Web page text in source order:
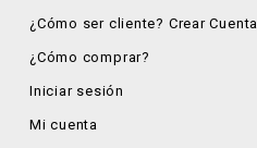
¿Cómo ser cliente? Crear
¿Cómo comprar?
Iniciar sesión
Mi cuenta